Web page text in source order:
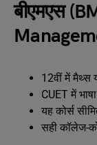
बीएमएस
12वीं में मैथ्स
CUET में
यह कोर्स
सही कॉलेज-